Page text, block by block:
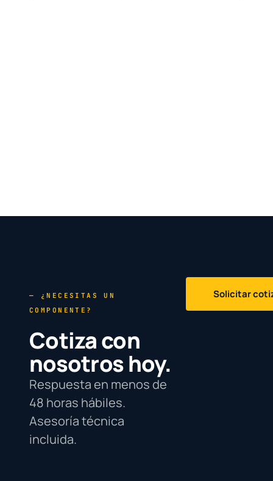
— ¿NECESITAS UN
COMPONENTE?
Cotiza con
nosotros hoy.
Respuesta en menos de
48 horas hábiles.
Asesoría técnica
incluida.
Solicitar